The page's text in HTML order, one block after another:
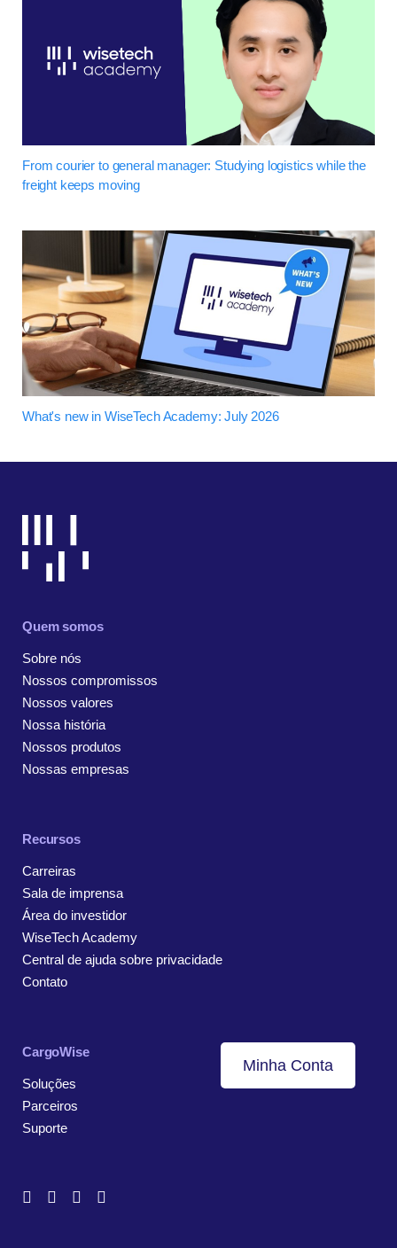
From courier to general manager: Studying logistics while the
freight keeps moving
What's new in WiseTech Academy: July 2026
Quem somos
Sobre nós
Nossos compromissos
Nossos valores
Nossa história
Nossos produtos
Nossas empresas
Recursos
Carreiras
Sala de imprensa
Área do investidor
WiseTech Academy
Central de ajuda sobre privacidade
Contato
CargoWise
Soluções
Parceiros
Suporte
Minha Conta